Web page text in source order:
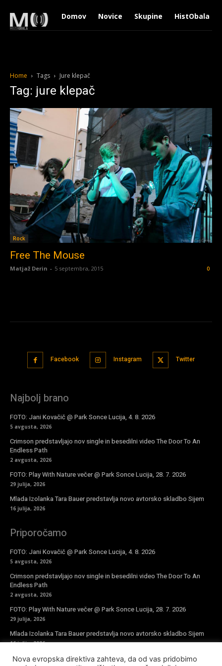
Domov Novice Skupine HistObala
Home Tags Jure klepač
Tag: jure klepač
Rock
Free The Mouse
Matjaž Derin - 5 septembra, 2015 0
Facebook Instagram Twitter
Najbolj brano
FOTO: Jani Kovačič @ Park Sonce Lucija, 4. 8. 2026
5 avgusta, 2026
Crimson predstavljajo nov single in besedilni video The Door To An
Endless Path
2 avgusta, 2026
FOTO: Play With Nature večer @ Park Sonce Lucija, 28. 7. 2026
29 julija, 2026
Mlada Izolanka Tara Bauer predstavlja novo avtorsko skladbo Sijem
16 julija, 2026
Priporočamo
FOTO: Jani Kovačič @ Park Sonce Lucija, 4. 8. 2026
5 avgusta, 2026
Crimson predstavljajo nov single in besedilni video The Door To An
Endless Path
2 avgusta, 2026
FOTO: Play With Nature večer @ Park Sonce Lucija, 28. 7. 2026
29 julija, 2026
Mlada Izolanka Tara Bauer predstavlja novo avtorsko skladbo Sijem
16 julija, 2026
Nova evropska direktiva zahteva, da od vas pridobimo